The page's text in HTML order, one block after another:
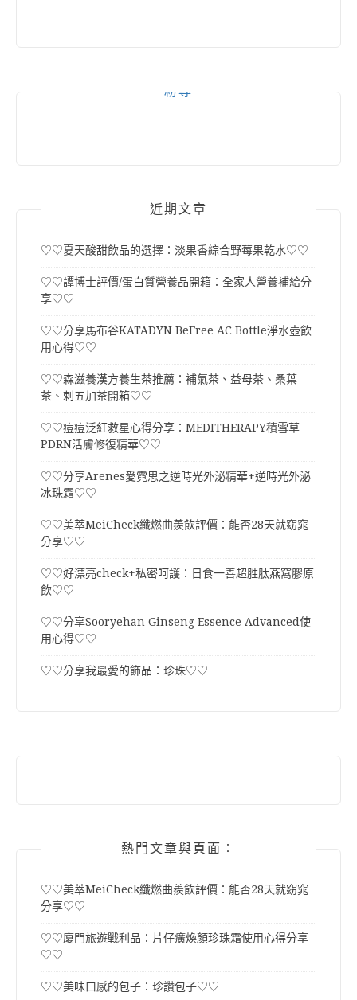
粉專
近期文章
♡♡夏天酸甜飲品的選擇：淡果香綜合野莓果乾水♡♡
♡♡譚博士評價/蛋白質營養品開箱：全家人營養補給分
享♡♡
♡♡分享馬布谷KATADYN BeFree AC Bottle淨水壺飲
用心得♡♡
♡♡森滋養漢方養生茶推薦：補氣茶、益母茶、桑葉
茶、刺五加茶開箱♡♡
♡♡痘痘泛紅救星心得分享：MEDITHERAPY積雪草
PDRN活膚修復精華♡♡
♡♡分享Arenes愛霓思之逆時光外泌精華+逆時光外泌
冰珠霜♡♡
♡♡美萃MeiCheck纖燃曲羨飲評價：能否28天就窈窕
分享♡♡
♡♡好漂亮check+私密呵護：日食一善超胜肽燕窩膠原
飲♡♡
♡♡分享Sooryehan Ginseng Essence Advanced使
用心得♡♡
♡♡分享我最愛的飾品：珍珠♡♡
熱門文章與頁面︰
♡♡美萃MeiCheck纖燃曲羨飲評價：能否28天就窈窕
分享♡♡
♡♡廈門旅遊戰利品：片仔癀煥顏珍珠霜使用心得分享
♡♡
♡♡美味口感的包子：珍讚包子♡♡